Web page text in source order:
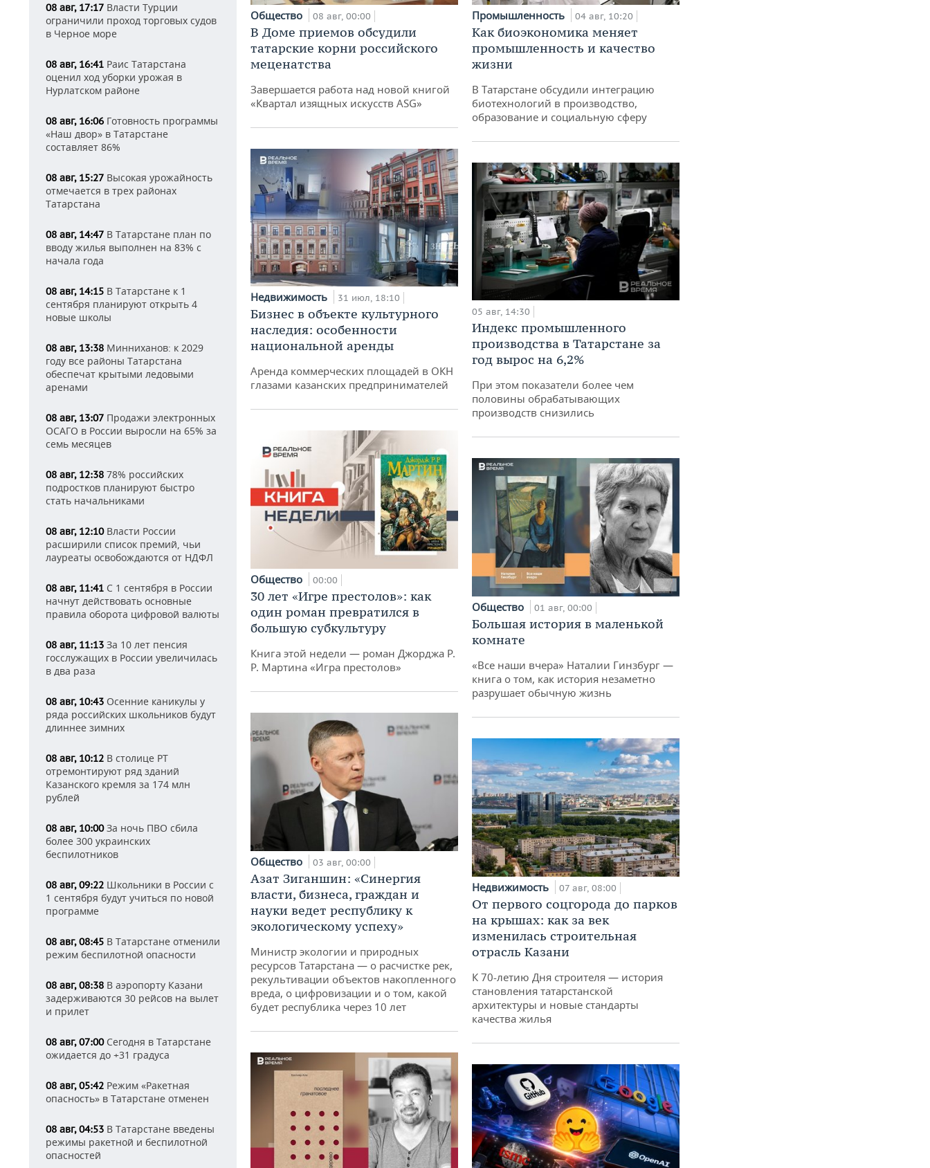
08 авг, 17:17 Власти Турции
ограничили проход торговых судов
в Черное море
08 авг, 16:41 Раис Татарстана
оценил ход уборки урожая в
Нурлатском районе
08 авг, 16:06 Готовность программы
«Наш двор» в Татарстане
составляет 86%
08 авг, 15:27 Высокая урожайность
отмечается в трех районах
Татарстана
08 авг, 14:47 В Татарстане план по
вводу жилья выполнен на 83% с
начала года
08 авг, 14:15 В Татарстане к 1
сентября планируют открыть 4
новые школы
08 авг, 13:38 Минниханов: к 2029
году все районы Татарстана
обеспечат крытыми ледовыми
аренами
08 авг, 13:07 Продажи электронных
ОСАГО в России выросли на 65% за
семь месяцев
08 авг, 12:38 78% российских
подростков планируют быстро
стать начальниками
08 авг, 12:10Власти России
расширили список премий, чьи
лауреаты освобождаются от НДФЛ
08 авг, 11:41 С 1 сентября в России
начнут действовать основные
правила оборота цифровой валюты
08 авг, 11:13 За 10 лет пенсия
госслужащих в России увеличилась
в два раза
08 авг, 10:43 Осенние каникулы у
ряда российских школьников будут
длиннее зимних
08 авг, 10:12 В столице РТ
отремонтируют ряд зданий
Казанского кремля за 174 млн
рублей
08 авг, 10:00За ночь ПВО сбила
более 300 украинских
беспилотников
08 авг, 09:22 Школьники в России с
1 сентября будут учиться по новой
программе
08 авг, 08:45 В Татарстане отменили
режим беспилотной опасности
08 авг, 08:38 В аэропорту Казани
задерживаются 30 рейсов на вылет
и прилет
08 авг, 07:00Сегодня в Татарстане
ожидается до +31 градуса
08 авг, 05:42 Режим «Ракетная
опасность» в Татарстане отменен
08 авг, 04:53 В Татарстане введены
режимы ракетной и беспилотной
опасностей
Общество 08 авг, 00:00
В Доме приемов обсудили
татарские корни российского
меценатства
Завершается работа над новой книгой
«Квартал изящных искусств ASG»
Недвижимость 31 июл, 18:10
Бизнес в объекте культурного
наследия: особенности
национальной аренды
Аренда коммерческих площадей в ОКН
глазами казанских предпринимателей
Общество 00:00
30 лет «Игре престолов»: как
один роман превратился в
большую субкультуру
Книга этой недели — роман Джорджа Р.
Р. Мартина «Игра престолов»
Общество 03 авг, 00:00
Азат Зиганшин: «Синергия
власти, бизнеса, граждан и
науки ведет республику к
экологическому успеху»
Министр экологии и природных
ресурсов Татарстана — о расчистке рек,
рекультивации объектов накопленного
вреда, о цифровизации и о том, какой
будет республика через 10 лет
Промышленность 04 авг, 10:20
Как биоэкономика меняет
промышленность и качество
жизни
В Татарстане обсудили интеграцию
биотехнологий в производство,
образование и социальную сферу
05 авг, 14:30
Индекс промышленного
производства в Татарстане за
год вырос на 6,2%
При этом показатели более чем
половины обрабатывающих
производств снизились
Общество 01 авг, 00:00
Большая история в маленькой
комнате
«Все наши вчера» Наталии Гинзбург —
книга о том, как история незаметно
разрушает обычную жизнь
Недвижимость 07 авг, 08:00
От первого соцгорода до парков
на крышах: как за век
изменилась строительная
отрасль Казани
К 70-летию Дня строителя — история
становления татарстанской
архитектуры и новые стандарты
качества жилья